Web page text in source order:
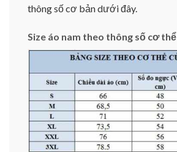
thông số cơ bản dưới đây.
Size áo nam theo thông số cơ thể